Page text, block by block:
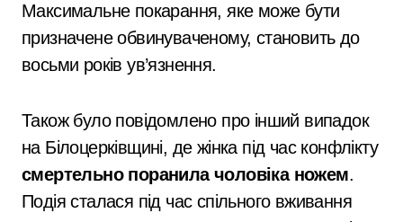
Максимальне покарання, яке може бути
призначене обвинуваченому, становить до
восьми років ув’язнення.
Також було повідомлено про інший випадок
на Білоцерківщині, де жінка під час конфлікту
смертельно поранила чоловіка ножем.
Подія сталася під час спільного вживання